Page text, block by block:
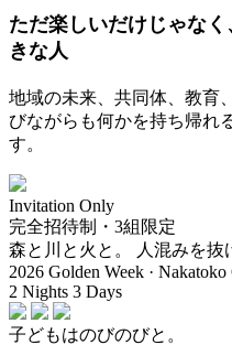
ただ楽しいだけじゃな
きな人
地域の未来、共同体、教育
びながらも何かを持ち帰れ
す。
Invitation Only
完全招待制・3組限定
森と川と 火 と。
人混みを抜
2026 Golden Week · Nakatoko
2 Nights 3 Days
子どもはのびのびと。